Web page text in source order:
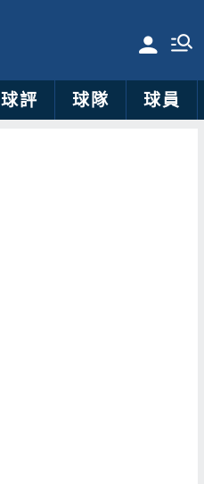
球評 球隊 球員